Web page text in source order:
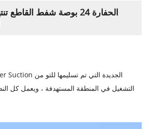
الحفارة 24 بوصة شفط
التشغيل في المنطقة المستهدفة ، ويعمل كل